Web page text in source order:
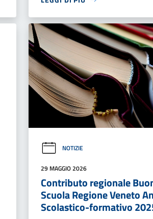
NOTIZIE
29 MAGGIO 2026
Contributo regionale
Scuola Regione Veneto
Scolastico-formativo